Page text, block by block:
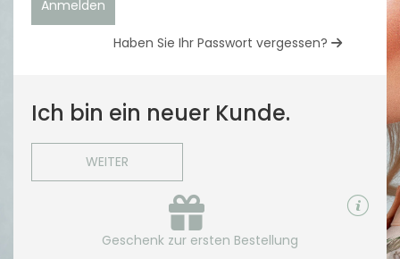
Haben Sie Ihr Passwort vergessen?
Ich bin ein neuer Kunde.
WEITER
Geschenk zur ersten Bestellung